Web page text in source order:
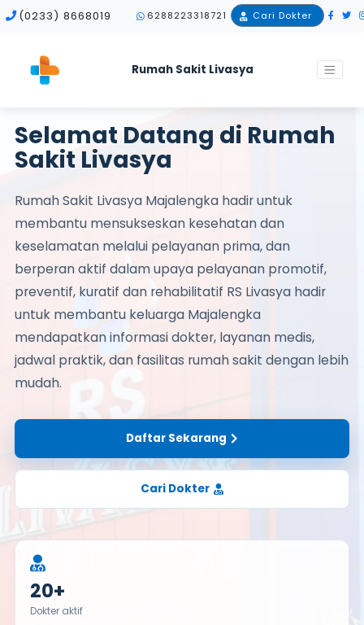
(0233) 8668019 6288223318721 Cari Dokter
Rumah Sakit Livasya
Selamat Datang di Rumah
Sakit Livasya
Rumah Sakit Livasya Majalengka hadir untuk
membantu mensukseskan kesehatan dan
keselamatan melalui pelayanan prima, dan
berperan aktif dalam upaya pelayanan promotif,
preventif, kuratif dan rehabilitatif RS Livasya hadir
untuk membantu keluarga Majalengka
mendapatkan informasi dokter, layanan medis,
jadwal praktik, dan fasilitas rumah sakit dengan lebih
mudah.
Daftar Sekarang
Cari Dokter
20+
Dokter aktif